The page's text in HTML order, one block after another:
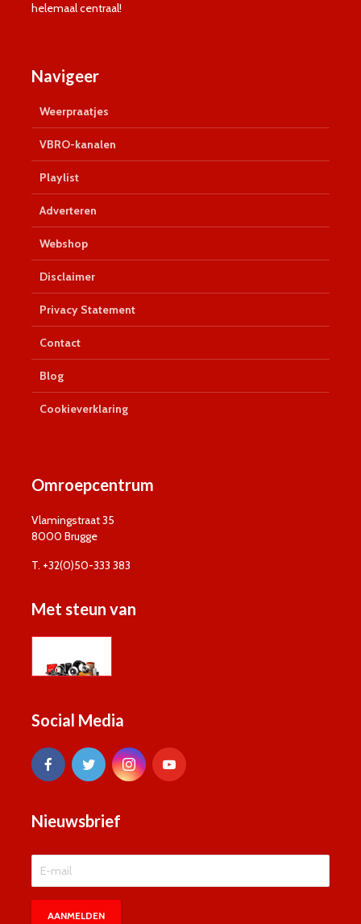
helemaal centraal!
Navigeer
Weerpraatjes
VBRO-kanalen
Playlist
Adverteren
Webshop
Disclaimer
Privacy Statement
Contact
Blog
Cookieverklaring
Omroepcentrum
Vlamingstraat 35
8000 Brugge
T. +32(0)50-333 383
Met steun van
Social Media
Nieuwsbrief